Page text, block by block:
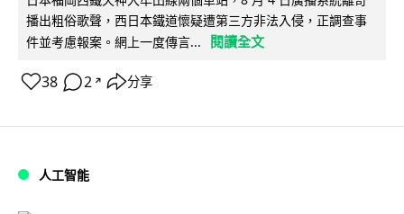
播出粗俗歌聲，西日本鐵道懷疑遭第三方非法入侵，正調查事
件並考慮報案。網上一度傳言...
閱讀全文
38 2 ↗ 分享
人工智能